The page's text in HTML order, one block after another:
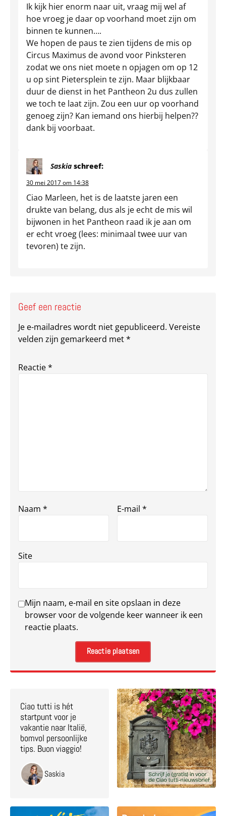
Ik kijk hier enorm naar uit, vraag mij wel af
hoe vroeg je daar op voorhand moet zijn om
binnen te kunnen….
We hopen de paus te zien tijdens de mis op
Circus Maximus de avond voor Pinksteren
zodat we ons niet moete n opjagen om op 12
u op sint Pietersplein te zijn. Maar blijkbaar
duur de dienst in het Pantheon 2u dus zullen
we toch te laat zijn. Zou een uur op voorhand
genoeg zijn? Kan iemand ons hierbij helpen??
dank bij voorbaat.
Saskia schreef:
30 mei 2017 om 14:38
Ciao Marleen, het is de laatste jaren een
drukte van belang, dus als je echt de mis wil
bijwonen in het Pantheon raad ik je aan om
er echt vroeg (lees: minimaal twee uur van
tevoren) te zijn.
Geef een reactie
Je e-mailadres wordt niet gepubliceerd. Vereiste
velden zijn gemarkeerd met*
Reactie*
Naam * E-mail *
Site
Mijn naam, e-mail en site opslaan in deze
browser voor de volgende keer wanneer ik een
reactie plaats.
Ciao tutti is hét
startpunt voor je
vakantie naar Italië,
bomvol persoonlijke
tips. Buon viaggio!
Saskia